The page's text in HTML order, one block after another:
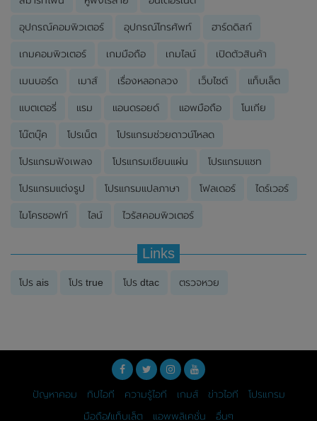
อุปกรณ์คอมพิวเตอร์ อุปกรณ์โทรศัพท์ ฮาร์ดดิสก์
เกมคอมพิวเตอร์ เกมมือถือ เกมไลน์ เปิดตัวสินค้า
เมนบอร์ด เมาส์ เรื่องหลอกลวง เว็บไซต์ แท็บเล็ต
แบตเตอรี่ แรม แอนดรอยด์ แอพมือถือ โนเกีย
โน๊ตบุ๊ค โปรเน็ต โปรแกรมช่วยดาวน์โหลด
โปรแกรมฟังเพลง โปรแกรมเขียนแผ่น โปรแกรมแชท
โปรแกรมแต่งรูป โปรแกรมแปลภาษา โฟลเดอร์ ไดร์เวอร์
ไมโครซอฟท์ ไลน์ ไวรัสคอมพิวเตอร์
Links
โปร ais โปร true โปร dtac ตรวจหวย
ปัญหาคอม ทิปไอที ความรู้ไอที เกมส์ ข่าวไอที
โปรแกรม
มือถือ/แท็บเล็ต
แอพพลิเคชั่น อื่นๆ